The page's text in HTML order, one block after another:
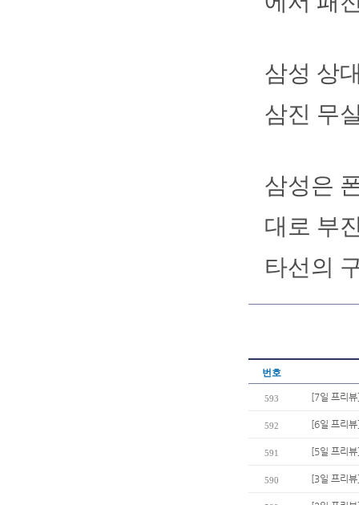
삼성 상
삼진 무
삼성은
대로 부
타선의
번호
593 [7일 프리
592 [6일 프리
591 [5일 프리
590 [3일 프리